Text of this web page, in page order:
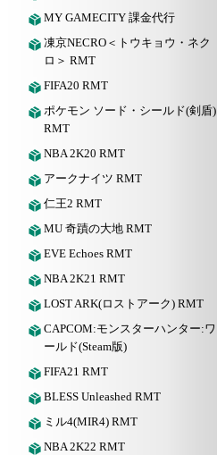
MY GAMECITY 課金代行
凍京NECRO＜トウキョウ・ネク
ロ＞ RMT
FIFA20 RMT
ポケモン ソード・シールド(剣盾)
RMT
NBA 2K20 RMT
アークナイツ RMT
仁王2 RMT
MU 奇蹟の大地 RMT
EVE Echoes RMT
NBA 2K21 RMT
LOST ARK(ロストアーク) RMT
CAPCOM:モンスターハンター:ワ
ールド(Steam版)
FIFA21 RMT
BLESS Unleashed RMT
ミル4(MIR4) RMT
NBA 2K22 RMT